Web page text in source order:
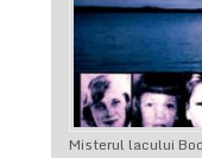
Misterul lacului